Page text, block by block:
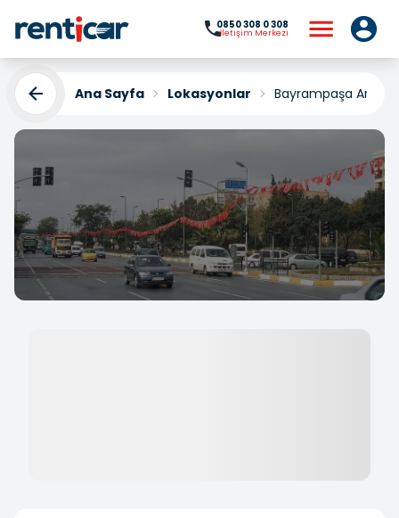
0850 308 0 308
İletişim Merkezi
Ana Sayfa Lokasyonlar Bayrampaşa Araç
Bayrampaşa Araç